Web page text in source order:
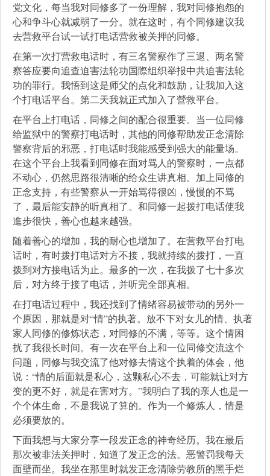
党文化，每当我对同修多了一份理解，我对同修抱怨的
心和争斗心就减弱了一分。就在这时，有个同修建议我
去营救平台试一试打电话营救被关押的同修。
在第一次打营救电话时，有三名警察作了三退、两名警
察答应要向追查迫害法轮功国際组织举报中共迫害法轮
功的罪行。我悟到这是师父的点化和鼓励，让我加入这
个打电话平台。第二天我就正式加入了營救平台。
在平台上打电话，同修之间的配合很重要。当一位同修
给监狱中的警察打电话时，其他的同修帮助发正念清除
警察背后的邪恶，打电话时我能感受到强大的能量场。
在这个平台上我看到同修在面对骂人的警察时，一点都
不动心，仍然思路很清晰的给众生讲真相。加上同修的
正念支持，有些警察从一开始骂得很凶，慢慢的不骂
了，最后能安静的听真相了。和同修一起拨打电话使我
進步很快，善心也越来越强。
随着善心的增加，我的耐心也增加了。在营救平台打电
话时，有时拨打电话对方不接，我就持续的拨打，一直
拨到对方接电话为止。最多的一次，在我拨了七十多次
后，对方终于接了电话，并听完全部真相。
在打电话过程中，我还找到了情绪容易被带动的另外一
个原因，那就是对“情”的执著。放不下对女儿的情、执著
家人同修的修炼状态，对同修的不满，等等。这个情困
扰了我很长时间。有一次在平台上和一位同修交流这个
问题，同修与我交流了他对修去情这个执着的体会，他
说：“情的后面就是私心，这颗私心不去，可能就让对方
变的更不好，就是在害对方。”我明白了我的亲人也是一
个个体生命，不是我说了算的。作为一个修炼人，情是
必须要放的。
下面我想与大家分享一段发正念的神奇经历。我在最后
那次被非法关押时，知道了发正念的法。恶警罚我每天
面壁而坐。我坐在那里时就发正念清除劳教所的黑手烂